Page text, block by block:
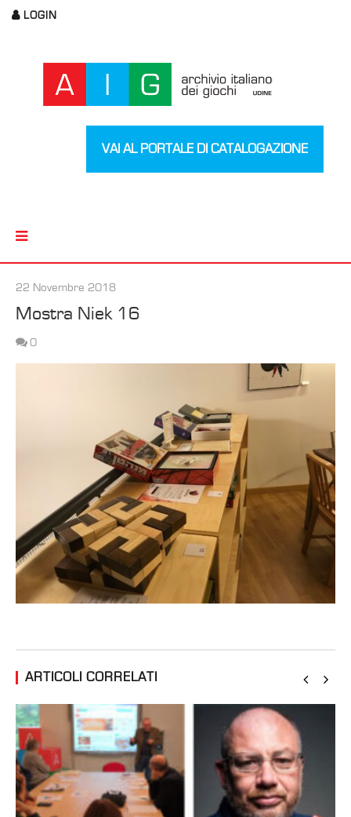
LOGIN
VAI AL PORTALE DI CATALOGAZIONE
22 Novembre 2018
Mostra Niek 16
0
ARTICOLI CORRELATI